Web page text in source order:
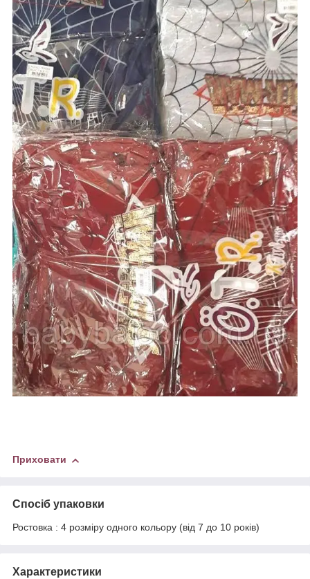
Приховати
Спосіб упаковки
Ростовка : 4 розміру одного кольору (від 7 до 10 років)
Характеристики